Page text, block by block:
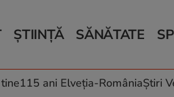
ȘTIINȚĂ
Schimbări climatice
SĂNĂTATE
Relații
Rețete culinare
115 ani Elveția-RomâniaȘtiri